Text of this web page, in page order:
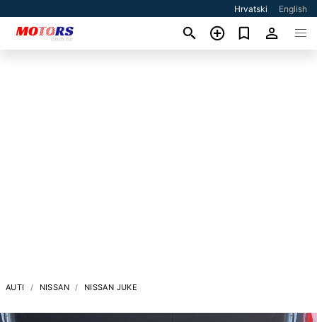
Hrvatski English
AUTI NISSAN NISSAN JUKE